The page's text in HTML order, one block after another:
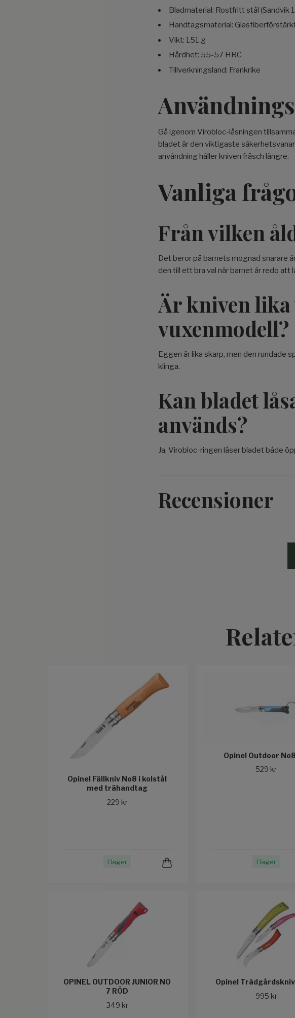
Bladmaterial: Rostfritt stål (Sandvik
Handtagsmaterial:
Vikt: 151 g
Hårdhet: 55-57 HRC
Tillverkningsland: Frankrike
Gå igenom Virobloc-låsningen
bladet är den viktigaste
användning håller kniven fräsch längre.
Vanliga
Från vilken
Det beror på barnets mognad snarare
den till ett bra val när barnet är redo att
Är kniven lika
vuxenmodell?
Eggen är lika skarp, men den rundade
klinga.
Kan bladet
används?
Ja, Virobloc-ringen låser bladet både
Recensioner
Opinel Fällkniv No8 i kolstål
med trähandtag
229 kr
I lager
Opinel Outdoor
529 kr
I lager
OPINEL OUTDOOR JUNIOR NO
7 RÖD
349 kr
Opinel
995 kr